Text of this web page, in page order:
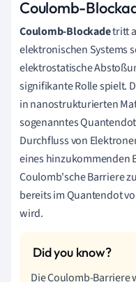
Coulomb-
Coulomb-Blockadetritt
elektronischen Systems
elektrostatische
signifikante Rolle spielt.
in nanostrukturierten
sogenanntes
Durchfluss von
eines hinzukommenden
Coulomb'sche Barriere
bereits im Quantendot
wird.
Die Coulomb-Barriere